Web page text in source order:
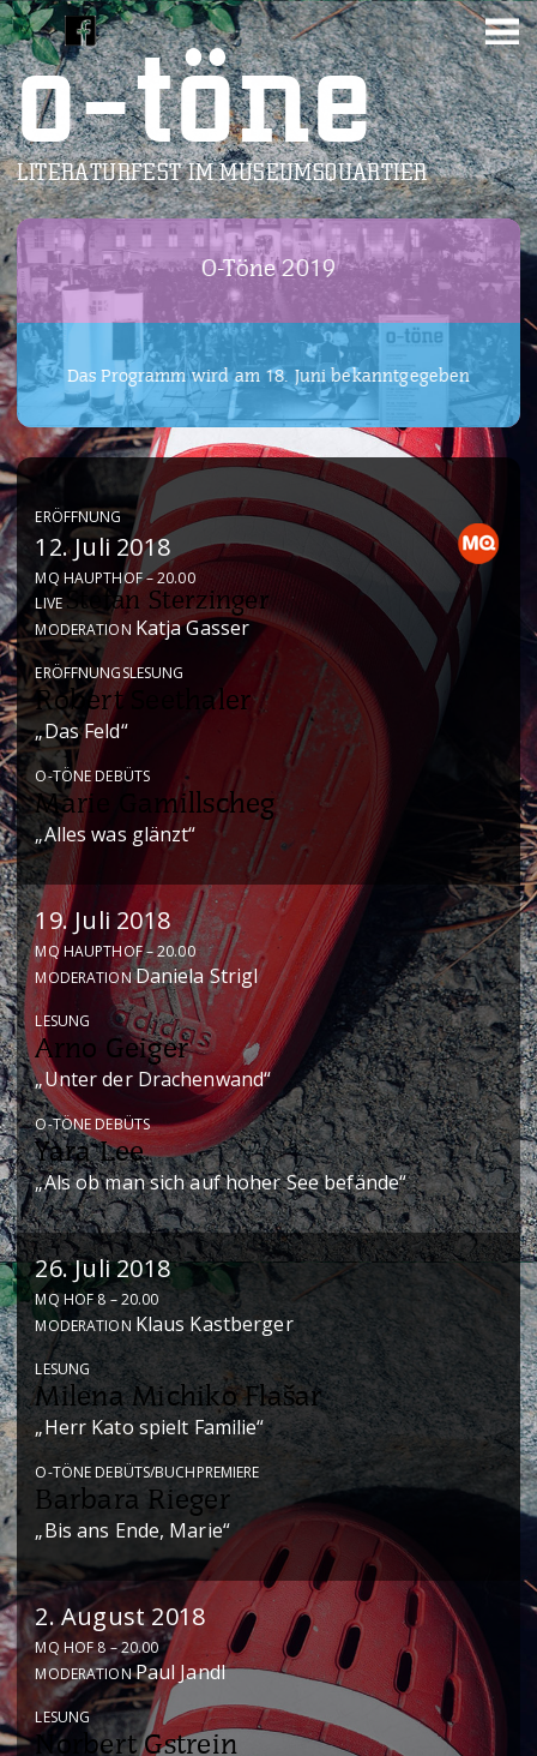
o-töne
LITERATURFEST IM MUSEUMSQUARTIER
O-Töne 2019
Das Programm wird am 18. Juni bekanntgegeben
ERÖFFNUNG
12. Juli 2018
MQ HAUPTHOF – 20.00
LIVEStefan Sterzinger
MODERATION Katja Gasser
ERÖFFNUNGSLESUNG
Robert Seethaler
„Das Feld“
O-TÖNE DEBÜTS
Marie Gamillscheg
„Alles was glänzt“
19. Juli 2018
MQ HAUPTHOF – 20.00
MODERATIONDaniela Strigl
LESUNG
Arno Geiger
„Unter der Drachenwand“
O-TÖNE DEBÜTS
Yara Lee
„Als ob man sich auf hoher See befände“
26. Juli 2018
MQ HOF 8 – 20.00
MODERATION Klaus Kastberger
LESUNG
Milena Michiko Flašar
„Herr Kato spielt Familie“
O-TÖNE DEBÜTS/BUCHPREMIERE
Barbara Rieger
„Bis ans Ende, Marie“
2. August 2018
MQ HOF 8 – 20.00
MODERATIONPaul Jandl
LESUNG
Norbert Gstrein